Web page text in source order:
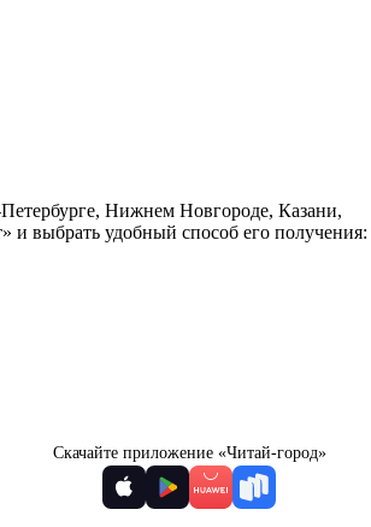
Нижнем Новгороде, Казани,
и выбрать удобный способ его получения:
Скачайте приложение «Читай-город»